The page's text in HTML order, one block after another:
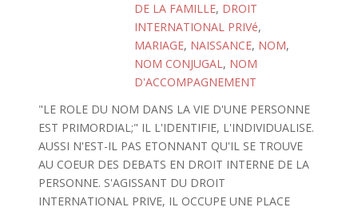
DE LA FAMILLE, DROIT
INTERNATIONAL PRIVé,
MARIAGE, NAISSANCE, NOM,
NOM CONJUGAL, NOM
D'ACCOMPAGNEMENT
"LE ROLE DU NOM DANS LA VIE D'UNE PERSONNE
EST PRIMORDIAL;" IL L'IDENTIFIE, L'INDIVIDUALISE.
AUSSI N'EST-IL PAS ETONNANT QU'IL SE TROUVE
AU COEUR DES DEBATS EN DROIT INTERNE DE LA
PERSONNE. S'AGISSANT DU DROIT
INTERNATIONAL PRIVE, IL OCCUPE UNE PLACE